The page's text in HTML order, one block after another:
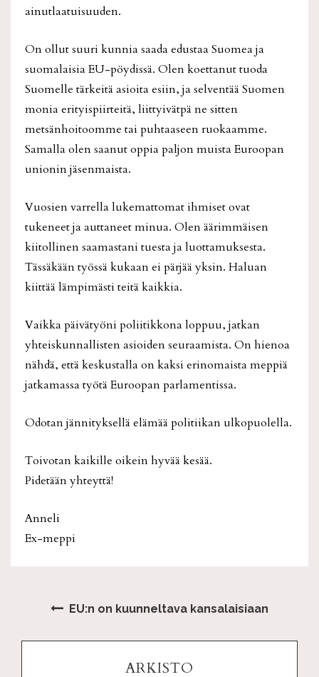
ainutlaatuisuuden.
On ollut suuri kunnia saada edustaa Suomea ja
suomalaisia EU-pöydissä. Olen koettanut tuoda
Suomelle tärkeitä asioita esiin, ja selventää Suomen
monia erityispiirteitä, liittyivätpä ne sitten
metsänhoitoomme tai puhtaaseen ruokaamme.
Samalla olen saanut oppia paljon muista Euroopan
unionin jäsenmaista.
Vuosien varrella lukemattomat ihmiset ovat
tukeneet ja auttaneet minua. Olen äärimmäisen
kiitollinen saamastani tuesta ja luottamuksesta.
Tässäkään työssä kukaan ei pärjää yksin. Haluan
kiittää lämpimästi teitä kaikkia.
Vaikka päivätyöni poliitikkona loppuu, jatkan
yhteiskunnallisten asioiden seuraamista. On hienoa
nähdä, että keskustalla on kaksi erinomaista meppiä
jatkamassa työtä Euroopan parlamentissa.
Odotan jännityksellä elämää politiikan ulkopuolella.
Toivotan kaikille oikein hyvää kesää.
Pidetään yhteyttä!
Anneli
Ex-meppi
EU:n on kuunneltava kansalaisiaan
ARKISTO